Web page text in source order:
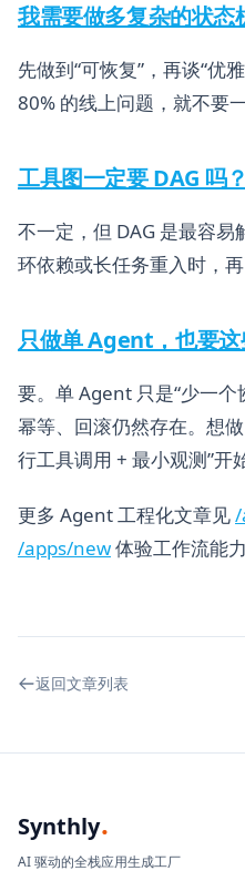
我需要做多复杂的状态
先做到“可恢复”，再谈“优
80% 的线上问题，就不要
工具图一定要 DAG 吗？
不一定，但 DAG 是最容
环依赖或长任务重入时，
只做单 Agent，也要这
要。单 Agent 只是“少一个
幂等、回滚仍然存在。想
行工具调用 + 最小观测”开
更多 Agent 工程化文章见/
/apps/new体验工作流能力
返回文章列表
Synthly.
AI 驱动的全栈应用生成工厂